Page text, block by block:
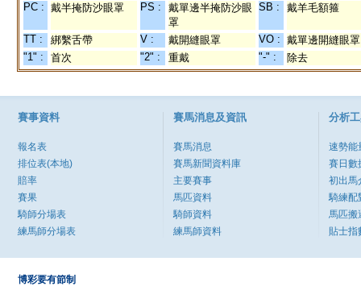
PC : 戴半掩防沙眼罩 PS :
戴單邊半掩防沙眼
罩
SB : 戴羊毛額箍
TT : 綁繫舌帶 V : 戴開縫眼罩 VO : 戴單邊開縫眼罩
"1" :
首次 "2" : 重戴 "-" : 除去
賽事資料
報名表
排位表(本地)
賠率
賽果
騎師分場表
練馬師分場表
賽馬消息及資訊
賽馬消息
賽馬新聞資料庫
主要賽事
馬匹資料
騎師資料
練馬師資料
分析
速勢能
賽日數
初出馬
騎練配
馬匹搬
貼士指
博彩要有節制